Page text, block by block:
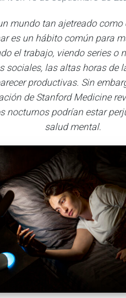
mundo tan ajetreado como
es un hábito común para
el trabajo, viendo series o
sociales, las altas horas de
productivas. Sin
de Stanford Medicine
nocturnos podrían estar
salud mental.